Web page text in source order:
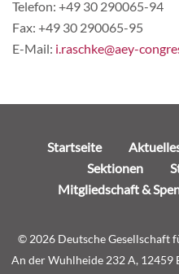
Telefon: +49 30 290065-94
Fax: +49 30 290065-95
E-Mail: i.raschke@aey-
NavigationStartseite
Sektionen
Mitgliedschaft &
© 2026 Deutsche Gesellschaft
An der Wuhlheide 232 A, 12459